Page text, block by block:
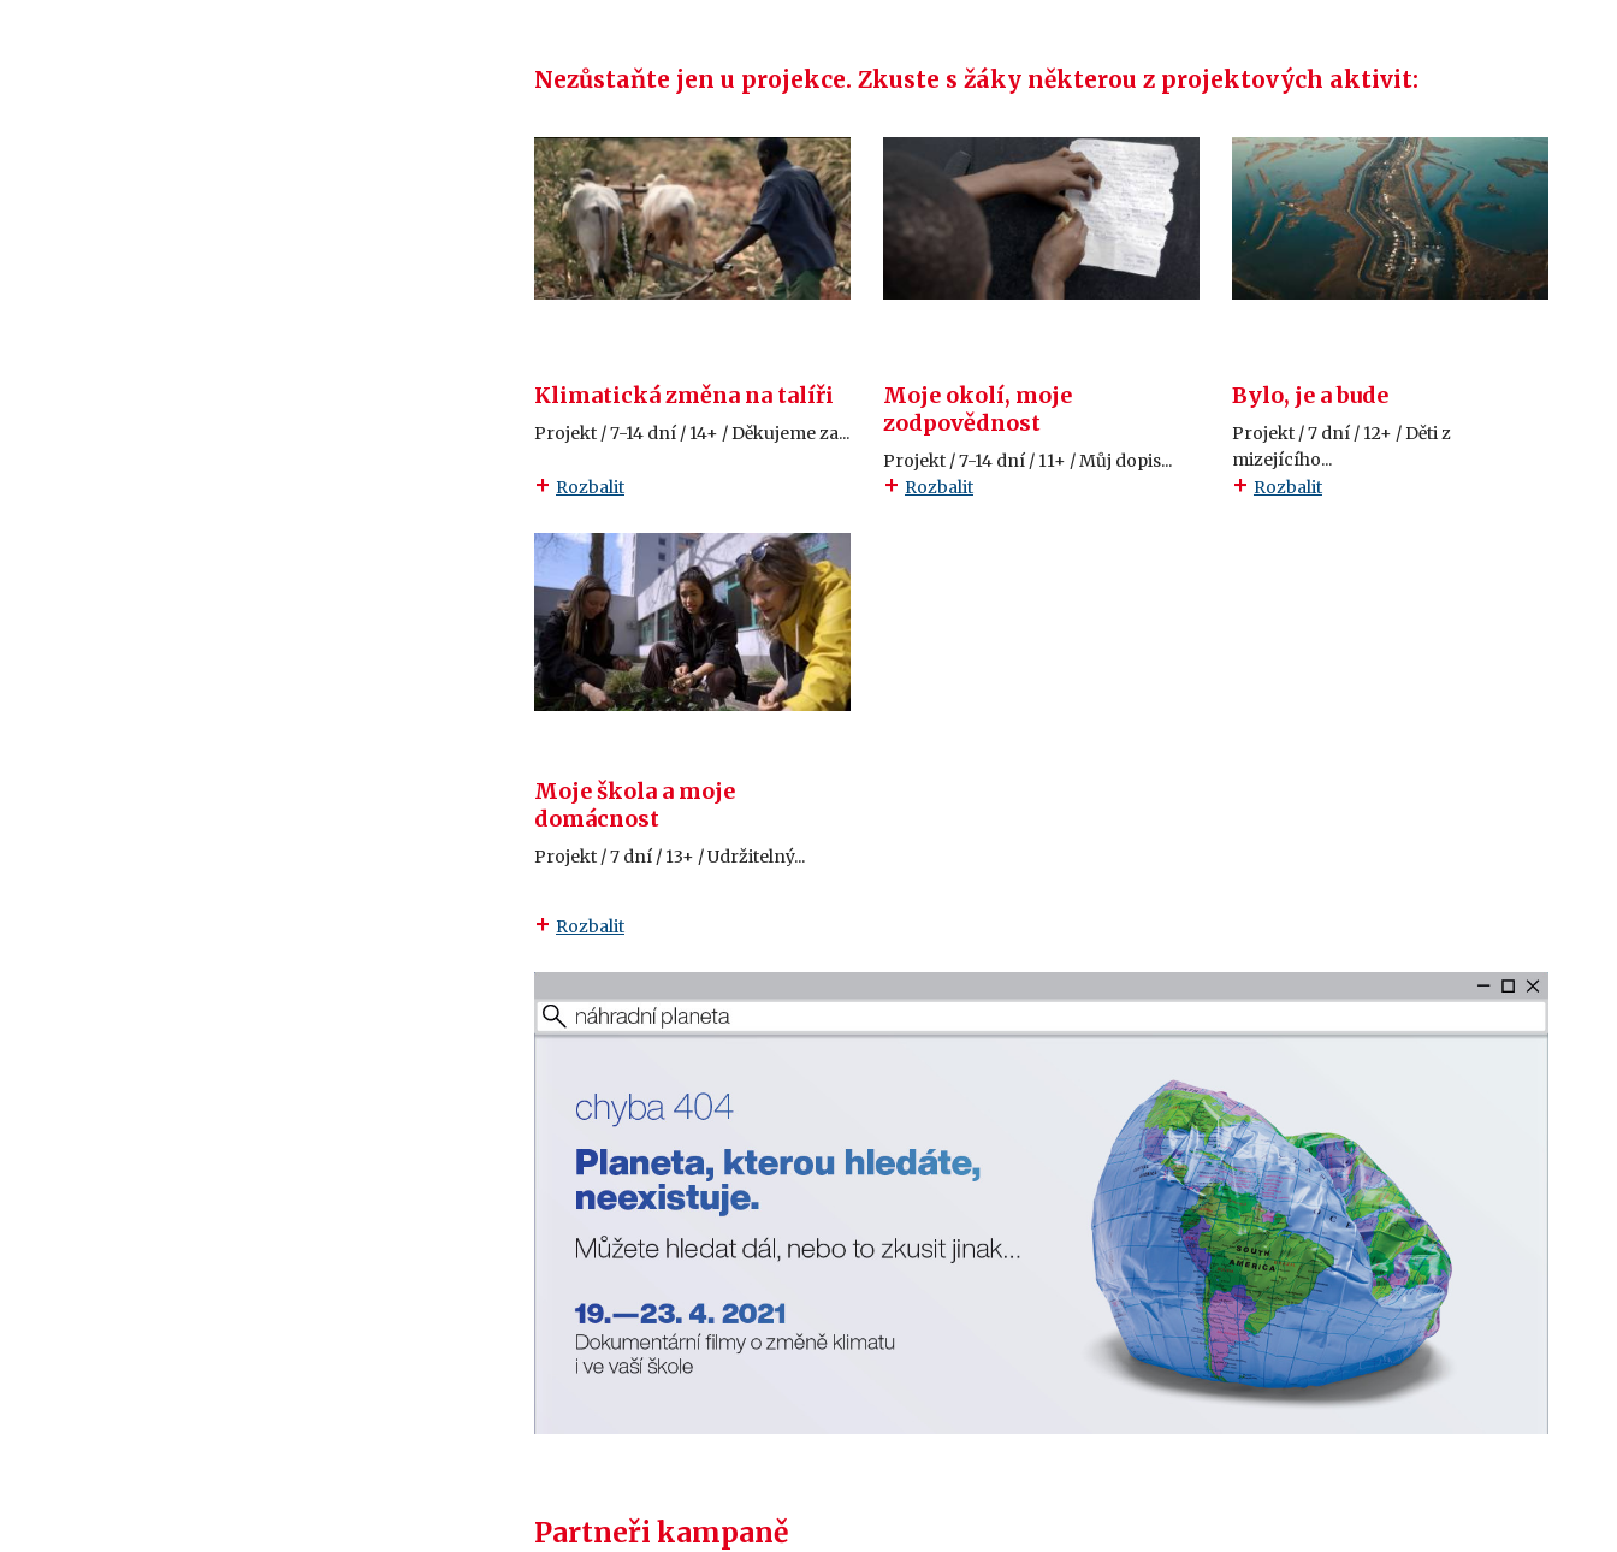
Nezůstaňte jen u projekce. Zkuste s žáky některou z projektových aktivit:
Klimatická změna na talíři
Projekt / 7-14 dní / 14+ / Děkujeme za...
Rozbalit
Moje okolí, moje
zodpovědnost
Projekt / 7-14 dní / 11+ / Můj dopis...
Rozbalit
Bylo, je a bude
Projekt / 7 dní / 12+ / Děti z
mizejícího...
Rozbalit
Moje škola a moje
domácnost
Projekt / 7 dní / 13+ / Udržitelný...
Rozbalit
Partneři kampaně